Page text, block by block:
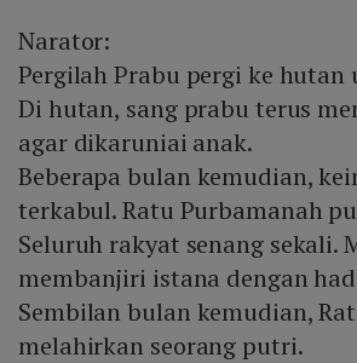
Narator:
Pergilah Prabu pergi ke
Di hutan, sang prabu terus
agar dikaruniai anak.
Beberapa bulan kemudian,
terkabul. Ratu Purbamanah
Seluruh rakyat senang sekali.
membanjiri istana dengan
Sembilan bulan kemudian,
melahirkan seorang putri.